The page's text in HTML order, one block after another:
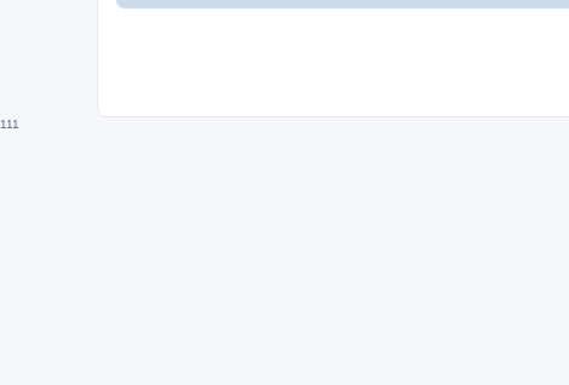
111